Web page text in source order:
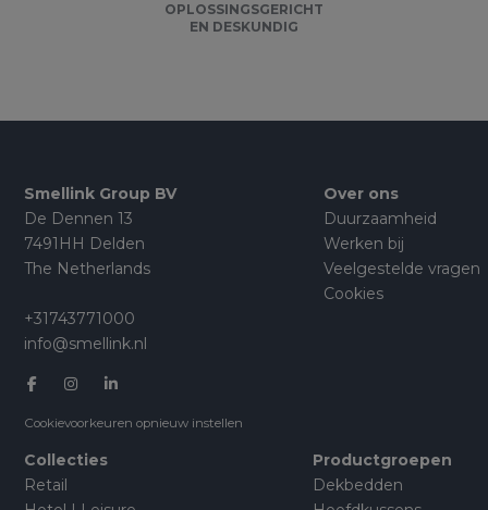
OPLOSSINGSGERICHT
EN DESKUNDIG
Smellink Group BV
De Dennen 13
7491HH Delden
The Netherlands
+31743771000
info@smellink.nl
Cookievoorkeuren opnieuw instellen
Over ons
Duurzaamheid
Werken bij
Veelgestelde vragen
Cookies
Collecties
Retail
Productgroepen
Dekbedden